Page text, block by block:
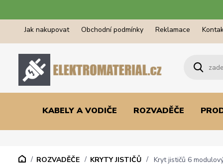
Jak nakupovat Obchodní podmínky Reklamace
KABELY A VODIČE ROZVADĚČE
ROZVADĚČE KRYTY JISTIČŮ Kryt jističů 6